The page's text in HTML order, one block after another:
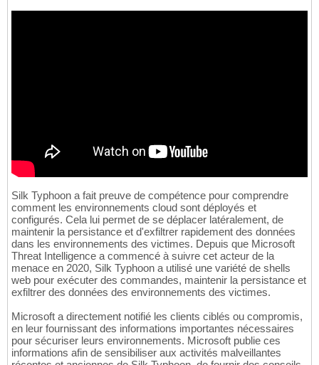
Silk Typhoon a fait preuve de compétence pour comprendre
comment les environnements cloud sont déployés et
configurés. Cela lui permet de se déplacer latéralement, de
maintenir la persistance et d'exfiltrer rapidement des données
dans les environnements des victimes. Depuis que Microsoft
Threat Intelligence a commencé à suivre cet acteur de la
menace en 2020, Silk Typhoon a utilisé une variété de shells
web pour exécuter des commandes, maintenir la persistance et
exfiltrer des données des environnements des victimes.
Microsoft a directement notifié les clients ciblés ou compromis,
en leur fournissant des informations importantes nécessaires
pour sécuriser leurs environnements. Microsoft publie ces
informations afin de sensibiliser aux activités malveillantes